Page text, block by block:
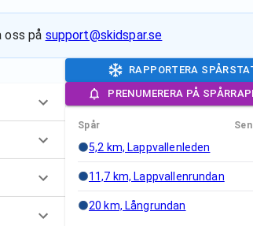
oss på support@skidspar.se
RAPPORTERA
PRENUMERERA PÅ
Spår
5,2 km, Lappvallenleden
11,7 km, Lappvallenrundan
20 km, Långrundan